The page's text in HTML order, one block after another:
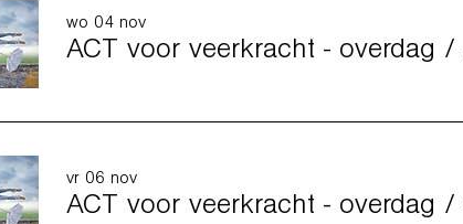
wo 04 nov
ACT voor veerkracht - overdag /
vr 06 nov
ACT voor veerkracht - overdag /